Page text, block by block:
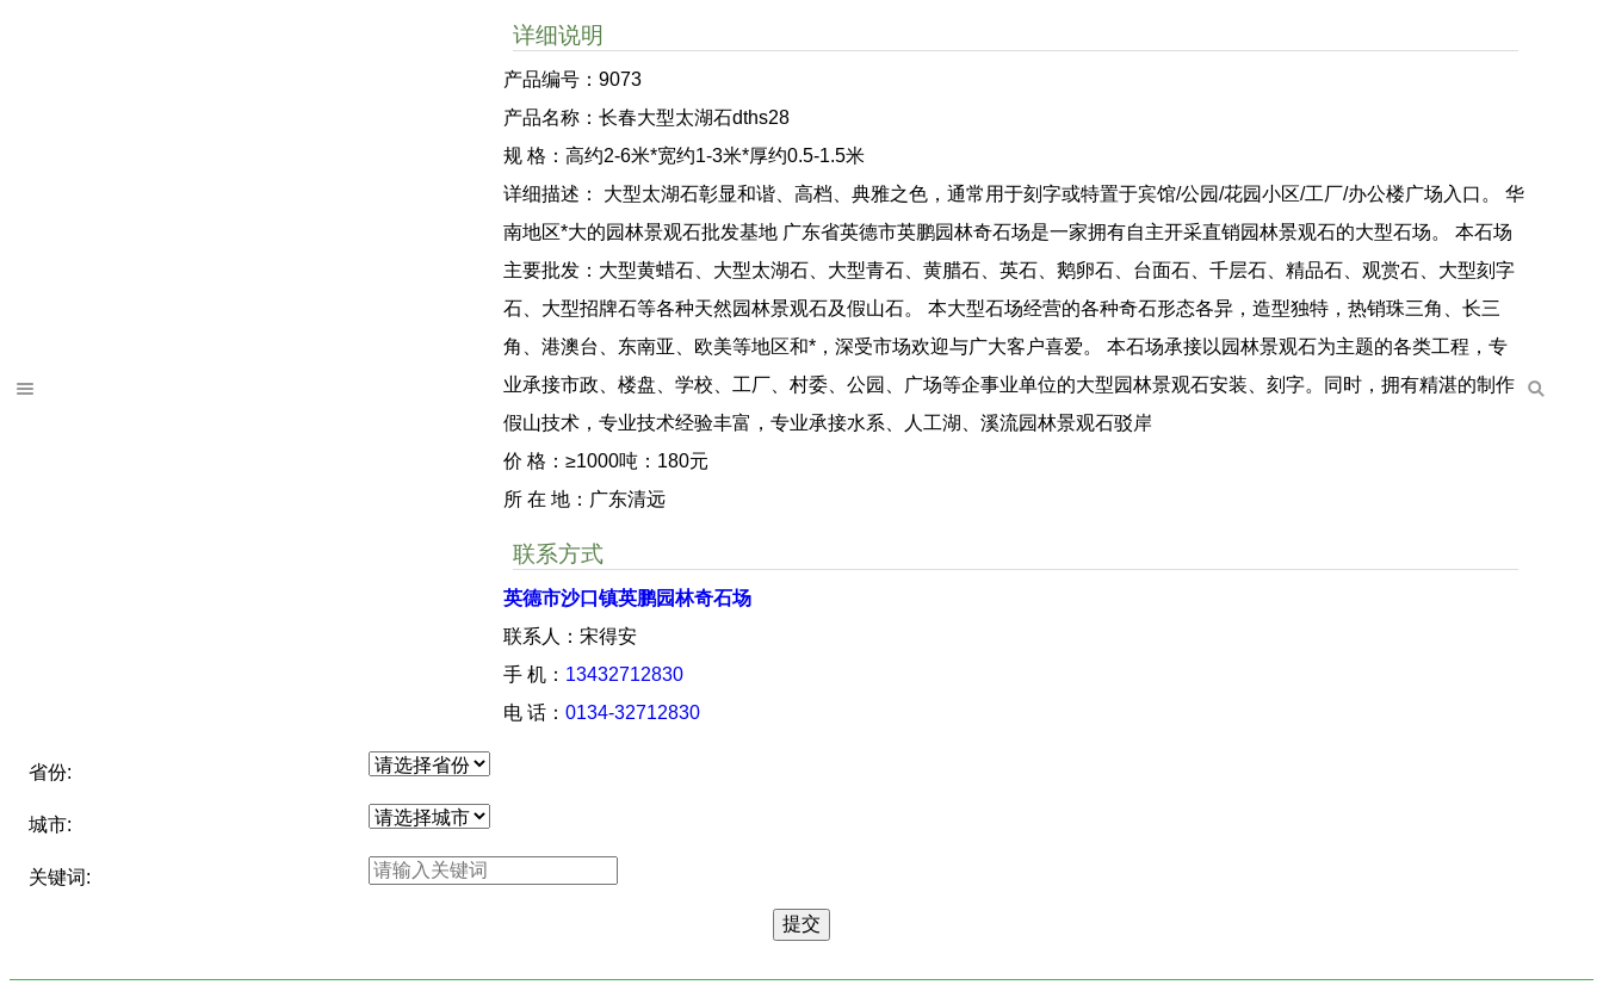
详细说明
产品编号：9073
产品名称：长春大型太湖石dths28
规 格：高约2-6米*宽约1-3米*厚约0.5-1.5米
详细描述： 大型太湖石彰显和谐、高档、典雅之色，通常用于刻字或特置于宾馆/公园/花园小区/工厂/办公楼广场入口。 华
南地区*大的园林景观石批发基地 广东省英德市英鹏园林奇石场是一家拥有自主开采直销园林景观石的大型石场。 本石场
主要批发：大型黄蜡石、大型太湖石、大型青石、黄腊石、英石、鹅卵石、台面石、千层石、精品石、观赏石、大型刻字
石、大型招牌石等各种天然园林景观石及假山石。 本大型石场经营的各种奇石形态各异，造型独特，热销珠三角、长三
角、港澳台、东南亚、欧美等地区和*，深受市场欢迎与广大客户喜爱。 本石场承接以园林景观石为主题的各类工程，专
业承接市政、楼盘、学校、工厂、村委、公园、广场等企事业单位的大型园林景观石安装、刻字。同时，拥有精湛的制作
假山技术，专业技术经验丰富，专业承接水系、人工湖、溪流园林景观石驳岸
价 格：≥1000吨：180元
所 在 地：广东清远
联系方式
英德市沙口镇英鹏园林奇石场
联系人：宋得安
手 机： 13432712830
电 话：0134-32712830
省份:
城市:
关键词: